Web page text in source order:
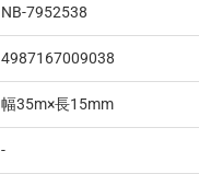
NB-7952538
4987167009038
幅35m×長15mm
-